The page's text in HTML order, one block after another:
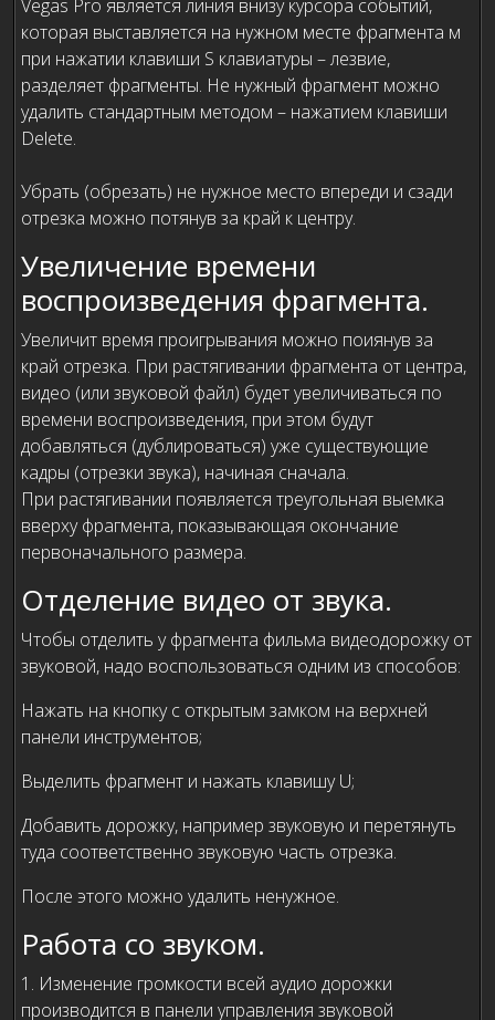
Vegas Pro является линия внизу курсора событий,
которая выставляется на нужном месте фрагмента м
при нажатии клавиши S клавиатуры – лезвие,
разделяет фрагменты. Не нужный фрагмент можно
удалить стандартным методом – нажатием клавиши
Delete.
Убрать (обрезать) не нужное место впереди и сзади
отрезка можно потянув за край к центру.
Увеличение времени
воспроизведения фрагмента.
Увеличит время проигрывания можно поиянув за
край отрезка. При растягивании фрагмента от центра,
видео (или звуковой файл) будет увеличиваться по
времени воспроизведения, при этом будут
добавляться (дублироваться) уже существующие
кадры (отрезки звука), начиная сначала.
При растягивании появляется треугольная выемка
вверху фрагмента, показывающая окончание
первоначального размера.
Отделение видео от звука.
Чтобы отделить у фрагмента фильма видеодорожку от
звуковой, надо воспользоваться одним из способов:
Нажать на кнопку с открытым замком на верхней
панели инструментов;
Выделить фрагмент и нажать клавишу U;
Добавить дорожку, например звуковую и перетянуть
туда соответственно звуковую часть отрезка.
После этого можно удалить ненужное.
Работа со звуком.
1. Изменение громкости всей аудио дорожки
производится в панели управления звуковой